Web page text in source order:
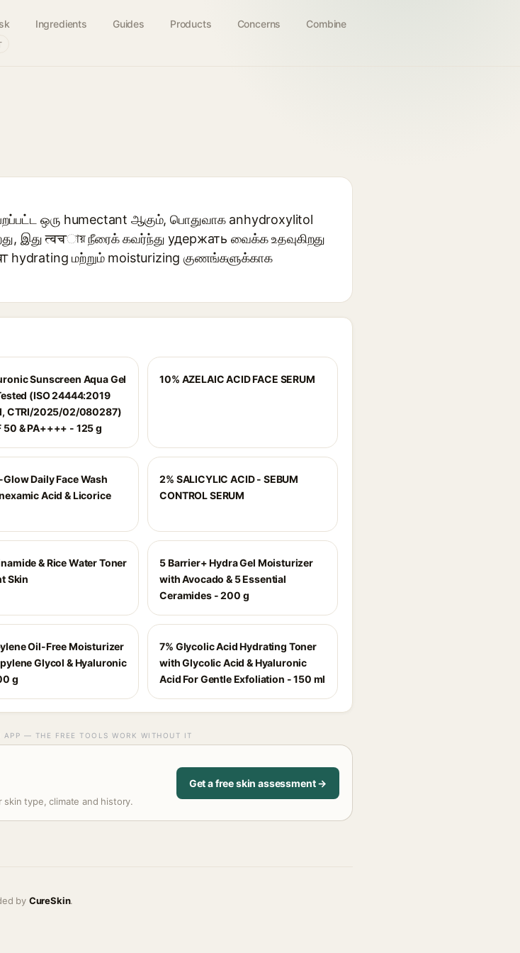
Ingredients Guides Products Concerns Combine
ஒரு humectant ஆகும், பொதுவாக anhydroxylitol
இது त्वचায় நீரைக் கவர்ந்து удержать வைக்க உதவுகிறது
hydrating மற்றும் moisturizing குணங்களுக்காக
Sunscreen Aqua Gel
(ISO 24444:2019
CTRI/2025/02/080287)
50 & PA++++ - 125 g
10% AZELAIC ACID FACE SERUM
Glow Daily Face Wash
Acid & Licorice
2% SALICYLIC ACID - SEBUM
CONTROL SERUM
& Rice Water Toner
Skin
5 Barrier+ Hydra Gel Moisturizer
with Avocado & 5 Essential
Ceramides - 200 g
Oil-Free Moisturizer
Glycol & Hyaluronic
g
7% Glycolic Acid Hydrating Toner
with Glycolic Acid & Hyaluronic
Acid For Gentle Exfoliation - 150 ml
APP — THE FREE TOOLS WORK WITHOUT IT
type, climate and history.
Get a free skin assessment →
by CureSkin.